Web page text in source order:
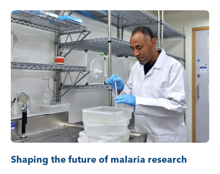
Shaping the future of malaria research